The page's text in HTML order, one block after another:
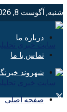
شنبه, آگوست 8, 2026
درباره ما
تماس با ما
شهروند
صفحه اصلی